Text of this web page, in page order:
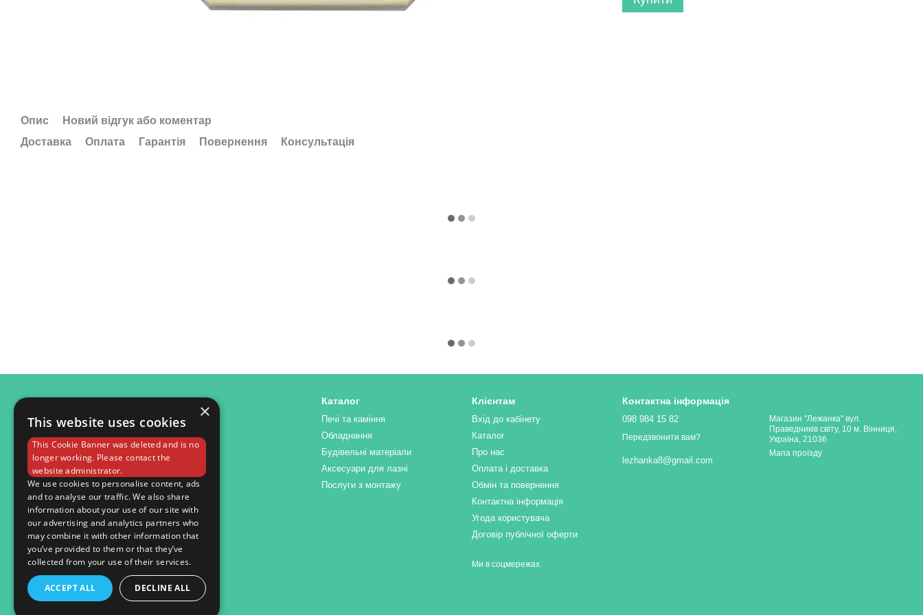
Опис
Новий відгук або коментар
Доставка
Оплата Гарантія Повернення Консультація
© 2026
Мобільна версія
Каталог
Печі та каміння
Обладнання
Будівельні матеріали
Аксесуари для лазні
Послуги з монтажу
Клієнтам
Вхід до кабінету
Каталог
Про нас
Оплата і доставка
Обмін та повернення
Контактна інформація
Угода користувача
Договір публічної оферти
Ми в соцмережах
Контактна інформація
098 984 15 82
Передзвонити вам?
lezhanka8@gmail.com
Магазин "Лежанка" вул.
Праведників світу, 10 м. Вінниця,
Україна, 21036
Мапа проїзду
×
This website uses cookies
This Cookie Banner was deleted and is no
longer working. Please contact the
website administrator.
We use cookies to personalise content, ads
and to analyse our traffic. We also share
information about your use of our site with
our advertising and analytics partners who
may combine it with other information that
you’ve provided to them or that they’ve
collected from your use of their services.
ACCEPT ALL DECLINE ALL